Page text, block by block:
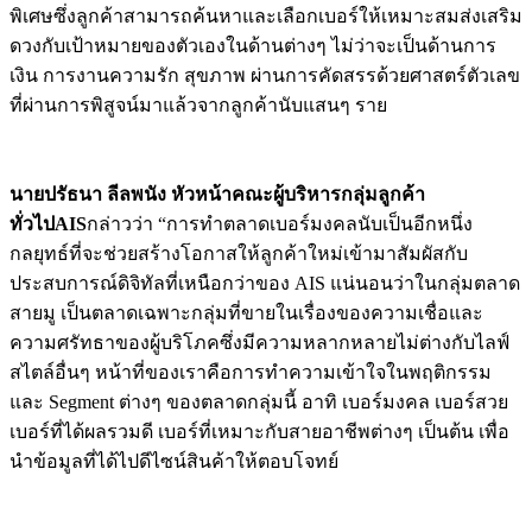
พิเศษซึ่งลูกค้าสามารถค้นหาและเลือกเบอร์ให้เหมาะสมส่งเสริม
ดวงกับเป้าหมายของตัวเองในด้านต่างๆ ไม่ว่าจะเป็นด้านการ
เงิน การงานความรัก สุขภาพ ผ่านการคัดสรรด้วยศาสตร์ตัวเลข
ที่ผ่านการพิสูจน์มาแล้วจากลูกค้านับแสนๆ ราย
นายปรัธนา ลีลพนัง หัวหน้าคณะผู้บริหารกลุ่มลูกค้า
ทั่วไปAISกล่าวว่า “การทำตลาดเบอร์มงคลนับเป็นอีกหนึ่ง
กลยุทธ์ที่จะช่วยสร้างโอกาสให้ลูกค้าใหม่เข้ามาสัมผัสกับ
ประสบการณ์ดิจิทัลที่เหนือกว่าของ AIS แน่นอนว่าในกลุ่มตลาด
สายมู เป็นตลาดเฉพาะกลุ่มที่ขายในเรื่องของความเชื่อและ
ความศรัทธาของผู้บริโภคซึ่งมีความหลากหลายไม่ต่างกับไลฟ์
สไตล์อื่นๆ หน้าที่ของเราคือการทำความเข้าใจในพฤติกรรม
และ Segment ต่างๆ ของตลาดกลุ่มนี้ อาทิ เบอร์มงคล เบอร์สวย
เบอร์ที่ได้ผลรวมดี เบอร์ที่เหมาะกับสายอาชีพต่างๆ เป็นต้น เพื่อ
นำข้อมูลที่ได้ไปดีไซน์สินค้าให้ตอบโจทย์